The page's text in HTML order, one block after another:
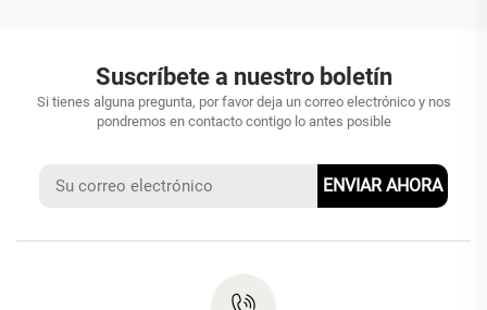
Suscríbete a nuestro boletín
Si tienes alguna pregunta, por favor deja un correo electrónico y nos
pondremos en contacto contigo lo antes posible
ENVIAR AHORA